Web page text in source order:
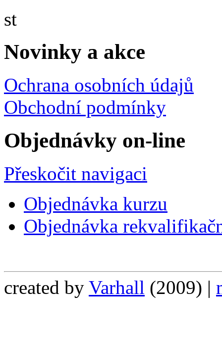
st
Novinky a akce
Ochrana osobních údajů
Obchodní podmínky
Objednávky on-line
Přeskočit navigaci
Objednávka kurzu
Objednávka
created by Varhall (2009) |